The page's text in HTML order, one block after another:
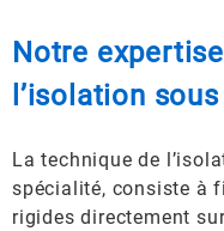
Notre
l’isolation
La technique de
spécialité, consiste à
rigides directement